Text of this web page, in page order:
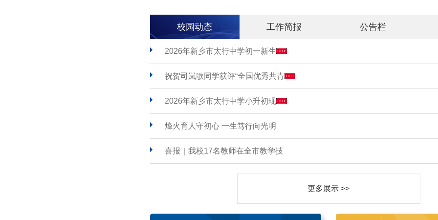
校园动态 工作简报 公告栏
2026年新乡市太行中学初一新生
祝贺司岚歌同学获评“全国优秀共青
2026年新乡市太行中学小升初现
烽火育人守初心 一生笃行向光明
喜报｜我校17名教师在全市教学技
更多展示 >>